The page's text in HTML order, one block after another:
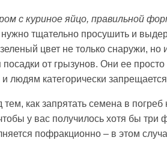
с куриное яйцо, правильной
тщательно просушить и
цвет не только снаружи, но
от грызунов. Они ее
людям категорически
тем, как запрятать семена в
у вас получилось хотя бы
пофракционно – в этом